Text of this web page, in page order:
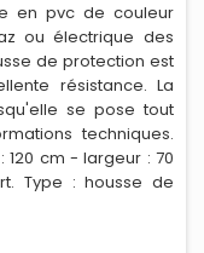
en pvc de couleur
ou électrique des
de protection est
résistance. La
se pose tout
techniques.
120 cm - largeur : 70
Type : housse de